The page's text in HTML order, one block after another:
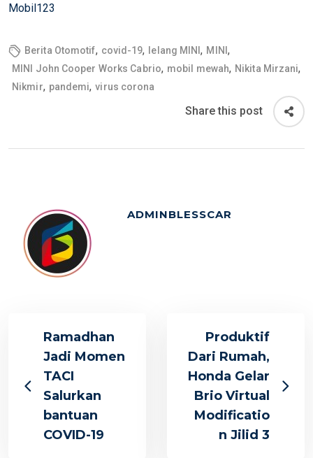
Mobil123
Berita Otomotif, covid-19, lelang MINI, MINI ,
MINI John Cooper Works Cabrio, mobil mewah, Nikita Mirzani,
Nikmir, pandemi, virus corona
Share this post
ADMINBLESSCAR
Ramadhan
Jadi Momen
TACI
Salurkan
bantuan
COVID-19
Produktif
Dari Rumah,
Honda Gelar
Brio Virtual
Modificatio
n Jilid 3